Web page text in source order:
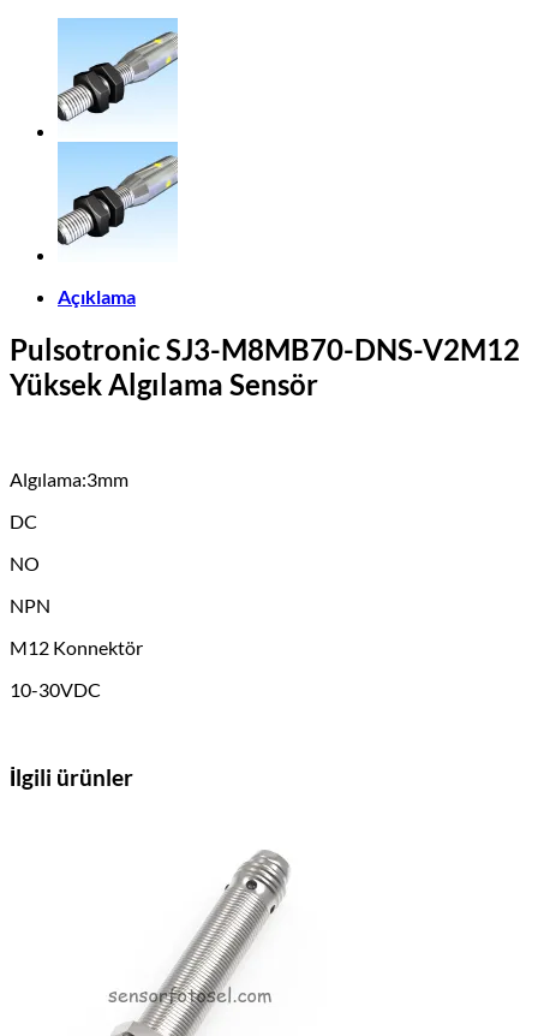
Açıklama
Pulsotronic SJ3-M8MB70-DNS-V2M12
Yüksek Algılama Sensör
Algılama:3mm
DC
NO
NPN
M12 Konnektör
10-30VDC
İlgili ürünler